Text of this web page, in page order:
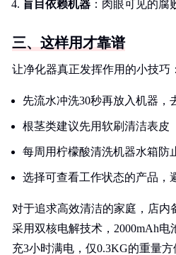
盲目依赖机器 ：肉眼可见的腐
三、这样用才靠谱
让净化器真正发挥作用的小技巧：
先流水冲洗30秒再放入机器，
根茎类建议先用软刷清洁表皮
每周用柠檬酸清洗机器水箱防
选择可查看工作状态的产品，
对于追求高效清洁的家庭，店内
采用双核电解技术，2000mAh
充3小时满电，仅0.3KG的重量